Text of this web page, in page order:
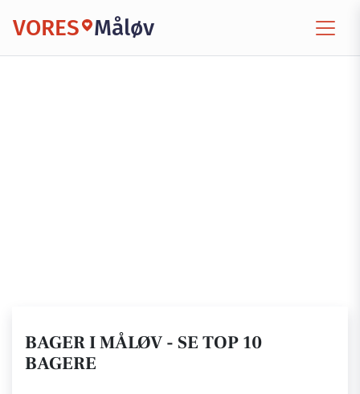
VORES Måløv
BAGER I MÅLØV - SE TOP 10
BAGERE